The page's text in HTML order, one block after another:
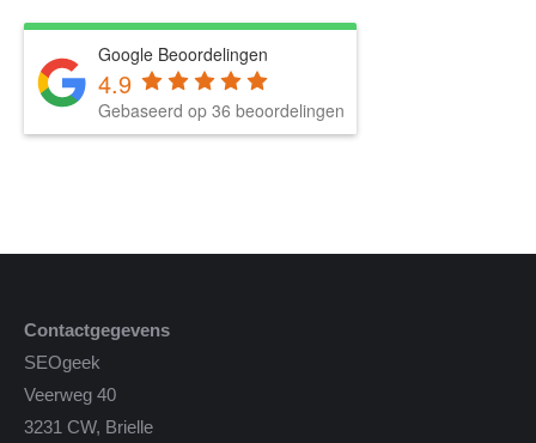
Google Beoordelingen
4.9
Gebaseerd op 36 beoordelingen
Contactgegevens
SEOgeek
Veerweg 40
3231 CW, Brielle